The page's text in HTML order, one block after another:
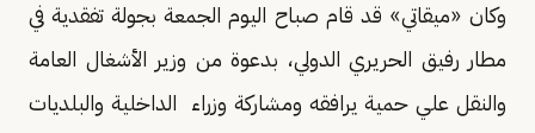
وكان «ميقاتي» قد قام صباح اليوم الجمعة بجولة تفقدية في
مطار رفيق الحريري الدولي، بدعوة من وزير الأشغال العامة
والنقل علي حمية يرافقه ومشاركة وزراء الداخلية والبلديات